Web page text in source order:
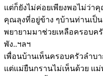
แต่ก็ยังไม่ค่อยเพียงพอไม่ว่า
คุณลุงที่อยู่ข้าง ๆบ้านท่านเป็
พยายามมาช่วยเหลือครอบค
พัง..ฯลฯ
เพื่อนบ้านเห็นครอบครัวลำบ
แต่แม่ยืนกรานไม่เห็นด้วย แ